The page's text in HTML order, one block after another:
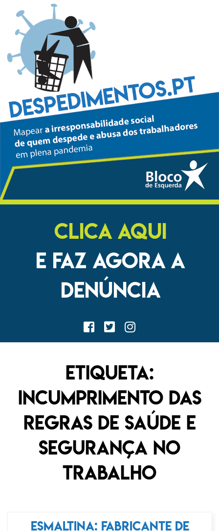
CLICA AQUI
E FAZ AGORA A
DENÚNCIA
Etiqueta:
Incumprimento das
regras de saúde e
segurança no
trabalho
Esmaltina: fabricante de